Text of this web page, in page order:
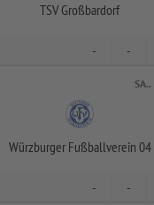
TSV Großbardorf
- -
SA..
Würzburger Fußballverein 04
- -